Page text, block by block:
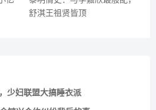
舒淇王祖贤皆顶
少妇联盟大搞睡衣派